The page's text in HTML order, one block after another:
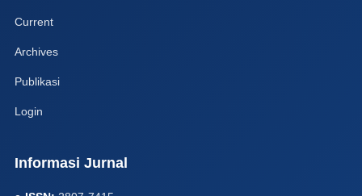
Current
Archives
Publikasi
Login
Informasi Jurnal